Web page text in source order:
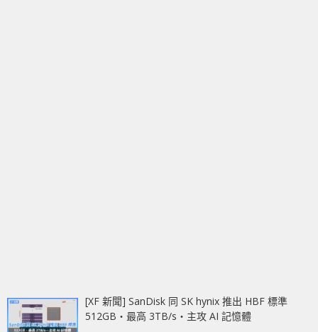
[XF 新聞] SanDisk 同 SK hynix 推出 HBF 標準
512GB‧最高 3TB/s‧主攻 AI 記憶體